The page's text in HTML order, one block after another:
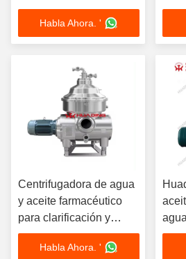
profesional con
certificado CE
Habla Ahora. '
Centrifugadora de agua
y aceite farmacéutico
para clarificación y
separación
Habla Ahora. '